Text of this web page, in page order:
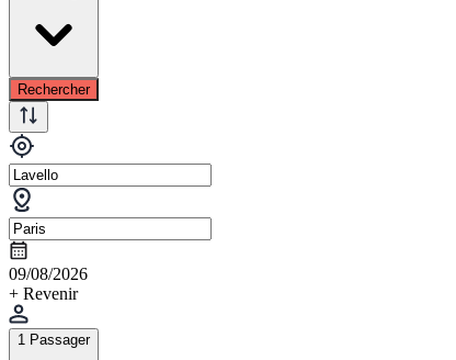
Rechercher
09/08/2026
+ Revenir
1 Passager